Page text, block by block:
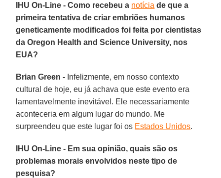
IHU On-Line - Como recebeu a notícia de que a
primeira tentativa de criar embriões humanos
geneticamente modificados foi feita por cientistas
da Oregon Health and Science University, nos
EUA?
Brian Green - Infelizmente, em nosso contexto
cultural de hoje, eu já achava que este evento era
lamentavelmente inevitável. Ele necessariamente
aconteceria em algum lugar do mundo. Me
surpreendeu que este lugar foi os Estados Unidos.
IHU On-Line - Em sua opinião, quais são os
problemas morais envolvidos neste tipo de
pesquisa?